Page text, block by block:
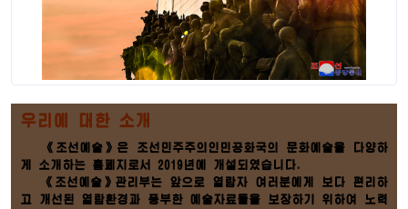
우리에 대한 소개
《조선예술》은 조선민주주의인민공화국의 문화예술을 다양하
게 소개하는 홈페지로서 2019년에 개설되였습니다.
《조선예술》관리부는 앞으로 열람자 여러분에게 보다 편리하
고 개선된 열람환경과 풍부한 예술자료들을 보장하기 위하여 노력